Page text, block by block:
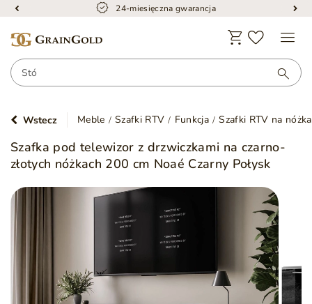
24-miesięczna gwarancja
Wstecz Meble Szafki RTV Funkcja Szafki RTV na
Szafka pod telewizor z drzwiczkami na czarno-
złotych nóżkach 200 cm Noaé Czarny Połysk